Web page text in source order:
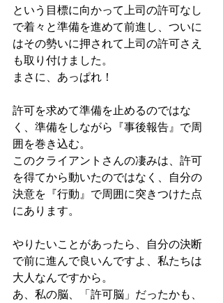
という目標に向かって上司の許可なし
で着々と準備を進めて前進し、ついに
はその勢いに押されて上司の許可さえ
も取り付けました。
まさに、あっぱれ！
許可を求めて準備を止めるのではな
く、準備をしながら『事後報告』で周
囲を巻き込む。
このクライアントさんの凄みは、許可
を得てから動いたのではなく、自分の
決意を『行動』で周囲に突きつけた点
にあります。
やりたいことがあったら、自分の決断
で前に進んで良いんですよ、私たちは
大人なんですから。
あ、私の脳、「許可脳」だったかも、